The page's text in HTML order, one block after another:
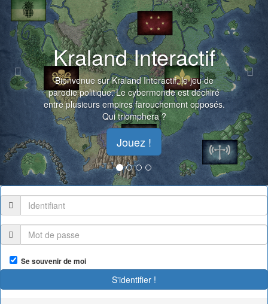
Kraland Interactif
Bienvenue sur Kraland Interactif, le jeu de
parodie politique. Le cybermonde est déchiré
entre plusieurs empires farouchement opposés.
Qui triomphera ?
Jouez !
Se souvenir de moi